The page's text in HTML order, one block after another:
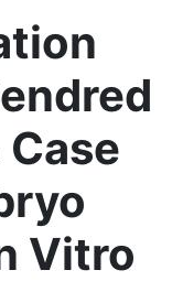
Vitro